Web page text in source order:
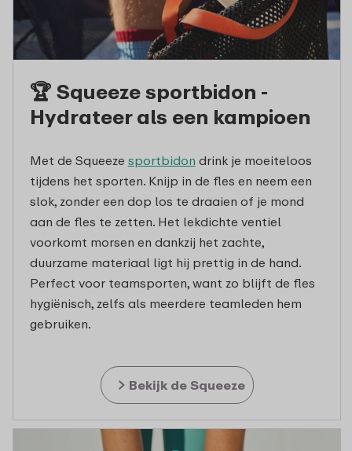
🏆 Squeeze sportbidon -
Hydrateer als een kampioen
Met de Squeeze sportbidon drink je moeiteloos
tijdens het sporten. Knijp in de fles en neem een
slok, zonder een dop los te draaien of je mond
aan de fles te zetten. Het lekdichte ventiel
voorkomt morsen en dankzij het zachte,
duurzame materiaal ligt hij prettig in de hand.
Perfect voor teamsporten, want zo blijft de fles
hygiënisch, zelfs als meerdere teamleden hem
gebruiken.
Bekijk de Squeeze